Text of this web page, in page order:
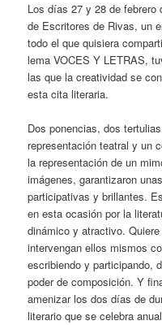
Los días 27 y 28 de
de Escritores de Rivas, un
todo el que quisiera
lema VOCES Y LETRAS,
las que la creatividad se
esta cita literaria.
Dos ponencias, dos
representación teatral y un
la representación de un
imágenes, garantizaron
participativas y brillantes.
en esta ocasión por la
dinámico y atractivo.
intervengan ellos mismos
escribiendo y participando,
poder de composición. Y
amenizar los dos días de
literario que se celebra